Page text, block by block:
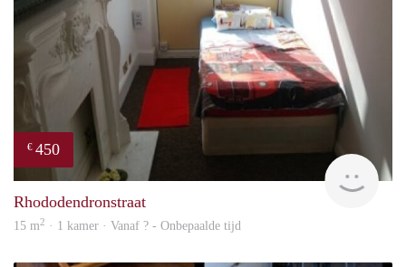
€ 450
Rhododendronstraat
15 m2 · 1 kamer · Vanaf ? - Onbepaalde tijd